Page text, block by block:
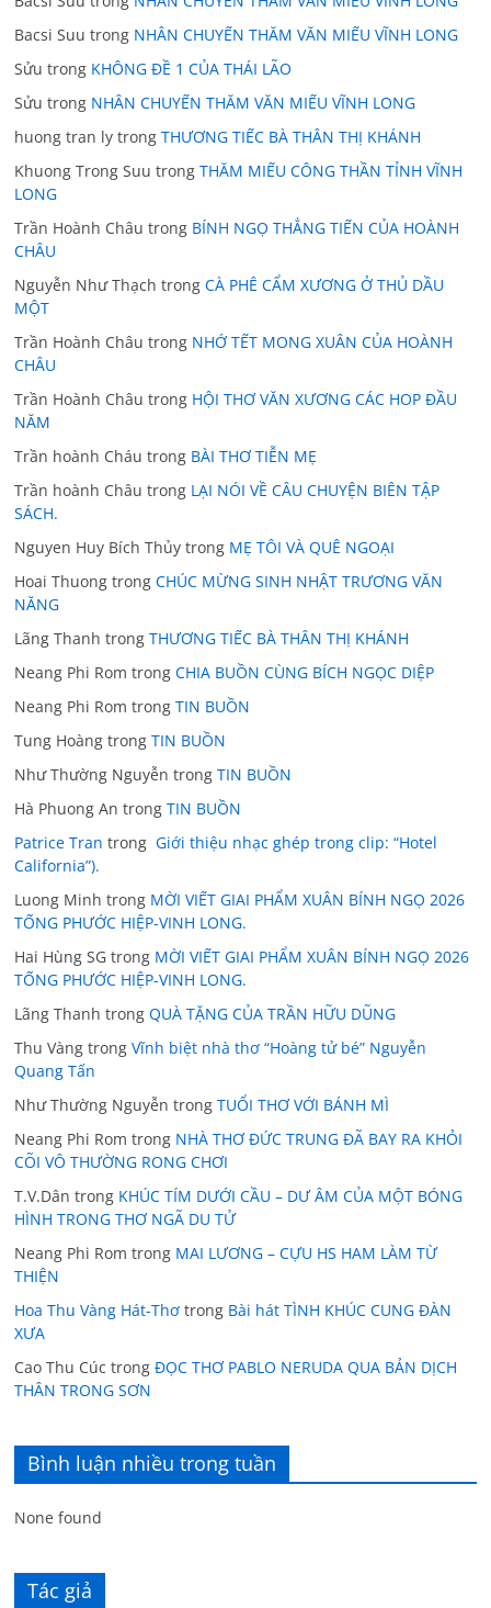
Bacsi Suu trong NHÂN CHUYẾN THĂM VĂN MIẾU VĨNH LONG
Sửu trong KHÔNG ĐỀ 1 CỦA THÁI LÃO
Sửu trong NHÂN CHUYẾN THĂM VĂN MIẾU VĨNH LONG
huong tran ly trongTHƯƠNG TIẾC BÀ THÂN THỊ KHÁNH
Khuong Trong Suu trongTHĂM MIẾU CÔNG THẦN TỈNH VĨNH
LONG
Trần Hoành Châu trong BÍNH NGỌ THẲNG TIẾN CỦA HOÀNH
CHÂU
Nguyễn Như Thạch trongCÀ PHÊ CẨM XƯƠNG Ở THỦ DẦU
MỘT
Trần Hoành Châu trong NHỚ TẾT MONG XUÂN CỦA HOÀNH
CHÂU
Trần Hoành Châu trong HỘI THƠ VĂN XƯƠNG CÁC HOP ĐẦU
NĂM
Trần hoành Cháu trong BÀI THƠ TIỄN MẸ
Trần hoành Châu trong LẠI NÓI VỀ CÂU CHUYỆN BIÊN TẬP
SÁCH.
Nguyen Huy Bích Thủy trong MẸ TÔI VÀ QUÊ NGOẠI
Hoai Thuong trongCHÚC MỪNG SINH NHẬT TRƯƠNG VĂN
NĂNG
Lãng Thanh trongTHƯƠNG TIẾC BÀ THÂN THỊ KHÁNH
Neang Phi Rom trongCHIA BUỒN CÙNG BÍCH NGỌC DIỆP
Neang Phi Rom trongTIN BUỒN
Tung Hoàng trongTIN BUỒN
Như Thường Nguyễn trongTIN BUỒN
Hà Phuong An trongTIN BUỒN
Patrice Tran trong Giới thiệu nhạc ghép trong clip: “Hotel
California”).
Luong Minh trong MỜI VIẾT GIAI PHẨM XUÂN BÍNH NGỌ 2026
TỐNG PHƯỚC HIỆP-VINH LONG.
Hai Hùng SG trong MỜI VIẾT GIAI PHẨM XUÂN BÍNH NGỌ 2026
TỐNG PHƯỚC HIỆP-VINH LONG.
Lãng Thanh trongQUÀ TẶNG CỦA TRẦN HỮU DŨNG
Thu Vàng trongVĩnh biệt nhà thơ “Hoàng tử bé” Nguyễn
Quang Tấn
Như Thường Nguyễn trongTUỔI THƠ VỚI BÁNH MÌ
Neang Phi Rom trong NHÀ THƠ ĐỨC TRUNG ĐÃ BAY RA KHỎI
CÕI VÔ THƯỜNG RONG CHƠI
T.V.Dân trong KHÚC TÍM DƯỚI CẦU – DƯ ÂM CỦA MỘT BÓNG
HÌNH TRONG THƠ NGÃ DU TỬ
Neang Phi Rom trong MAI LƯƠNG – CỰU HS HAM LÀM TỪ
THIỆN
Hoa Thu Vàng Hát-Thơ trong Bài hát TÌNH KHÚC CUNG ĐÀN
XƯA
Cao Thu Cúc trongĐỌC THƠ PABLO NERUDA QUA BẢN DỊCH
THÂN TRONG SƠN
Bình luận nhiều trong tuần
None found
Tác giả